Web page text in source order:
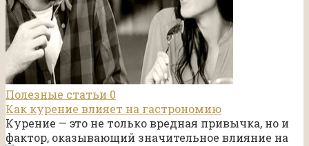
Полезные статьи 0
Как курение влияет на гастрономию
Курение — это не только вредная привычка, но и
фактор, оказывающий значительное влияние на